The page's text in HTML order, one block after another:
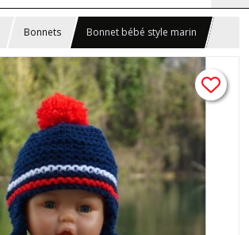
Bonnets Bonnet bébé style marin